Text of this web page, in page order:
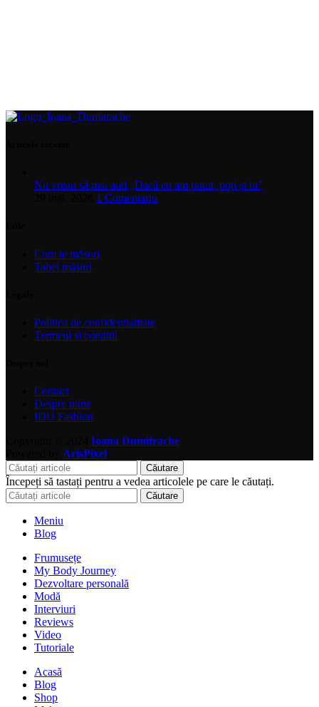
Nu vreau să mai aud „Dacă eu am putut, poți și tu”
1 Comentariu
Cum te măsori
Tabel măsuri
Politica de confidentialitate
Termeni si conditii
Contact
Despre mine
IDU Fashion
Ioana Dumitrache
ArisPixel
Căutare
Începeți să tastați pentru a vedea articolele pe care le căutați.
Căutare
Meniu
Blog
Frumusețe
My Body Journey
Dezvoltare personală
Modă
Interviuri
Reviews
Video
Tutoriale
Acasă
Blog
Shop